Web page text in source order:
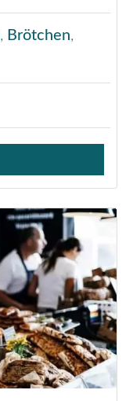
, Brötchen,